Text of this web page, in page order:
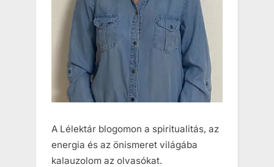
A Lélektár blogomon a spiritualitás, az
energia és az önismeret világába
kalauzolom az olvasókat.